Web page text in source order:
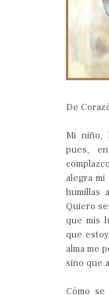
De
Mi niño,
pues,
alegra
humillas
Quiero
que mis
que
alma me
sino que
Cómo